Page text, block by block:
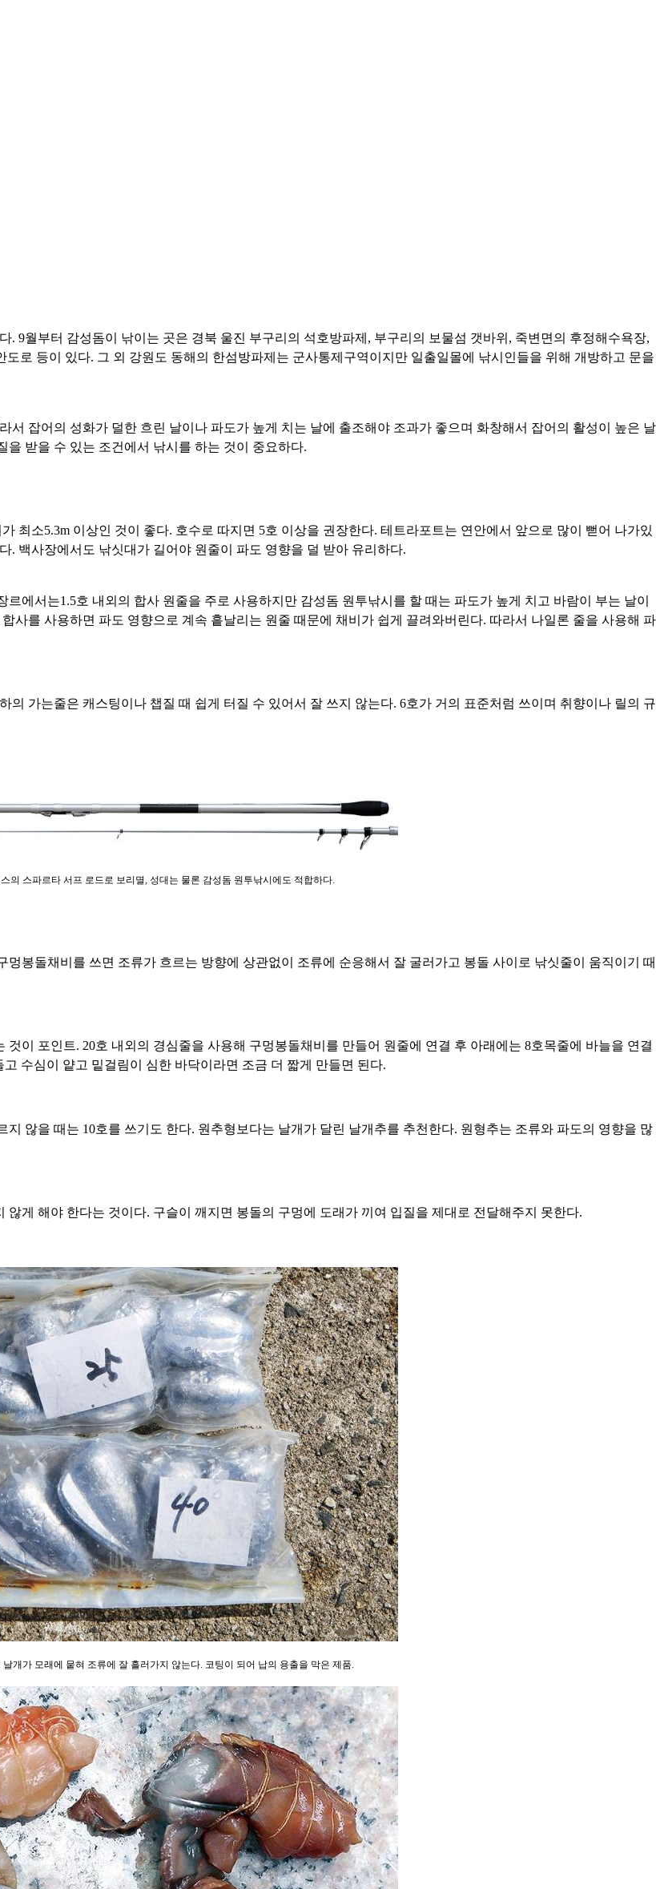
9월부터 감성돔이 낚이는 곳은 경북 울진 부구리의 석호방파제, 부구리의 보물섬 갯바위, 죽변면의 후정해수욕장,
로 등이 있다. 그 외 강원도 동해의 한섬방파제는 군사통제구역이지만 일출일몰에 낚시인들을 위해 개방하고 문을
잡어의 성화가 덜한 흐린 날이나 파도가 높게 치는 날에 출조해야 조과가 좋으며 화창해서 잡어의 활성이 높은 날
받을 수 있는 조건에서 낚시를 하는 것이 중요하다.
최소5.3m 이상인 것이 좋다. 호수로 따지면 5호 이상을 권장한다. 테트라포트는 연안에서 앞으로 많이 뻗어 나가있
. 백사장에서도 낚싯대가 길어야 원줄이 파도 영향을 덜 받아 유리하다.
에서는1.5호 내외의 합사 원줄을 주로 사용하지만 감성돔 원투낚시를 할 때는 파도가 높게 치고 바람이 부는 날이
사를 사용하면 파도 영향으로 계속 흩날리는 원줄 때문에 채비가 쉽게 끌려와버린다. 따라서 나일론 줄을 사용해 파
가는줄은 캐스팅이나 챕질 때 쉽게 터질 수 있어서 잘 쓰지 않는다. 6호가 거의 표준처럼 쓰이며 취향이나 릴의 규
의 스파르타 서프 로드로 보리멸, 성대는 물론 감성돔 원투낚시에도 적합하다.
봉돌채비를 쓰면 조류가 흐르는 방향에 상관없이 조류에 순응해서 잘 굴러가고 봉돌 사이로 낚싯줄이 움직이기 때
이 포인트. 20호 내외의 경심줄을 사용해 구멍봉돌채비를 만들어 원줄에 연결 후 아래에는 8호목줄에 바늘을 연결
수심이 얕고 밑걸림이 심한 바닥이라면 조금 더 짧게 만들면 된다.
않을 때는 10호를 쓰기도 한다. 원추형보다는 날개가 달린 날개추를 추천한다. 원형추는 조류와 파도의 영향을 많
게 해야 한다는 것이다. 구슬이 깨지면 봉돌의 구멍에 도래가 끼여 입질을 제대로 전달해주지 못한다.
개가 모래에 뭍혀 조류에 잘 흘러가지 않는다. 코팅이 되어 납의 용출을 막은 제품.